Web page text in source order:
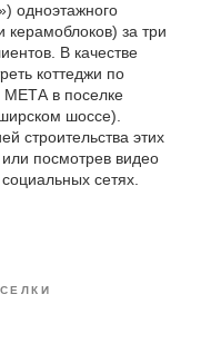
одноэтажного
керамоблоков) за три
В качестве
коттеджи по
МЕТА в поселке
шоссе).
строительства этих
посмотрев видео
сетях.